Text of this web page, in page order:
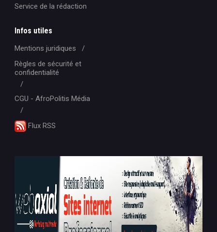
Service de la rédaction
Infos utiles
Mentions juridiques
Règles de sécurité et
confidentialité
CGU - AfroPolitis Média
Flux RSS